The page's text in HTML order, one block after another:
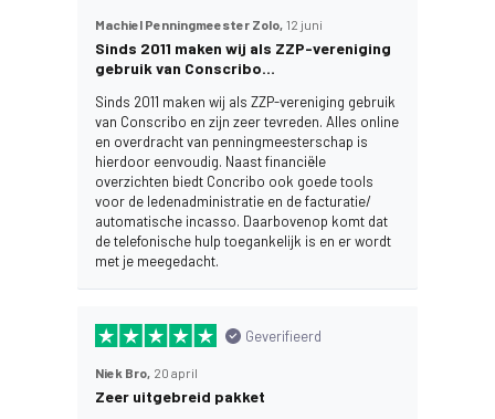
Machiel Penningmeester Zolo, 12 juni
Sinds 2011 maken wij als ZZP-vereniging
gebruik van Conscribo…
Sinds 2011 maken wij als ZZP-vereniging gebruik
van Conscribo en zijn zeer tevreden. Alles online
en overdracht van penningmeesterschap is
hierdoor eenvoudig. Naast financiële
overzichten biedt Concribo ook goede tools
voor de ledenadministratie en de facturatie/
automatische incasso. Daarbovenop komt dat
de telefonische hulp toegankelijk is en er wordt
met je meegedacht.
Geverifieerd
Niek Bro, 20 april
Zeer uitgebreid pakket